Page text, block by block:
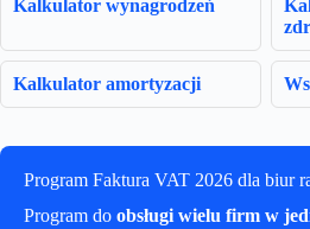
Kalkulator wynagrodzeń
Kalkulator amortyzacji
Program Faktura VAT 2026 dla biur
Program do obsługi wielu firm w